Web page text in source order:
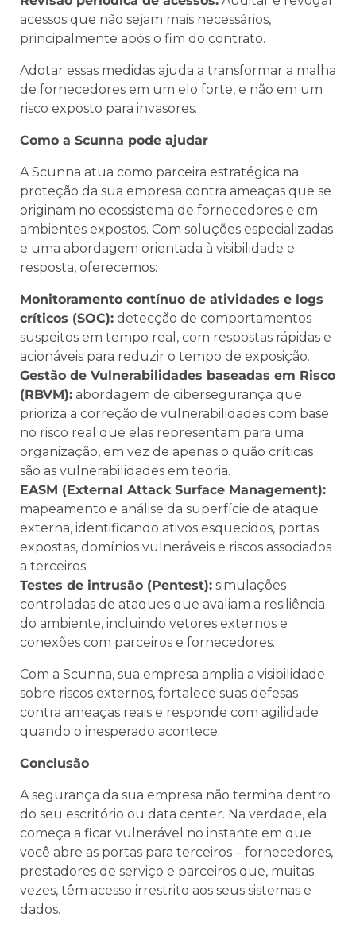
acessos que não sejam mais necessários,
principalmente após o fim do contrato.
Adotar essas medidas ajuda a transformar a malha
de fornecedores em um elo forte, e não em um
risco exposto para invasores.
Como a Scunna pode ajudar
A Scunna atua como parceira estratégica na
proteção da sua empresa contra ameaças que se
originam no ecossistema de fornecedores e em
ambientes expostos. Com soluções especializadas
e uma abordagem orientada à visibilidade e
resposta, oferecemos:
Monitoramento contínuo de atividades e logs
críticos (SOC): detecção de comportamentos
suspeitos em tempo real, com respostas rápidas e
acionáveis para reduzir o tempo de exposição.
Gestão de Vulnerabilidades baseadas em Risco
(RBVM): abordagem de cibersegurança que
prioriza a correção de vulnerabilidades com base
no risco real que elas representam para uma
organização, em vez de apenas o quão críticas
são as vulnerabilidades em teoria.
EASM (External Attack Surface Management):
mapeamento e análise da superfície de ataque
externa, identificando ativos esquecidos, portas
expostas, domínios vulneráveis e riscos associados
a terceiros.
Testes de intrusão (Pentest): simulações
controladas de ataques que avaliam a resiliência
do ambiente, incluindo vetores externos e
conexões com parceiros e fornecedores.
Com a Scunna, sua empresa amplia a visibilidade
sobre riscos externos, fortalece suas defesas
contra ameaças reais e responde com agilidade
quando o inesperado acontece.
Conclusão
A segurança da sua empresa não termina dentro
do seu escritório ou data center. Na verdade, ela
começa a ficar vulnerável no instante em que
você abre as portas para terceiros – fornecedores,
prestadores de serviço e parceiros que, muitas
vezes, têm acesso irrestrito aos seus sistemas e
dados.